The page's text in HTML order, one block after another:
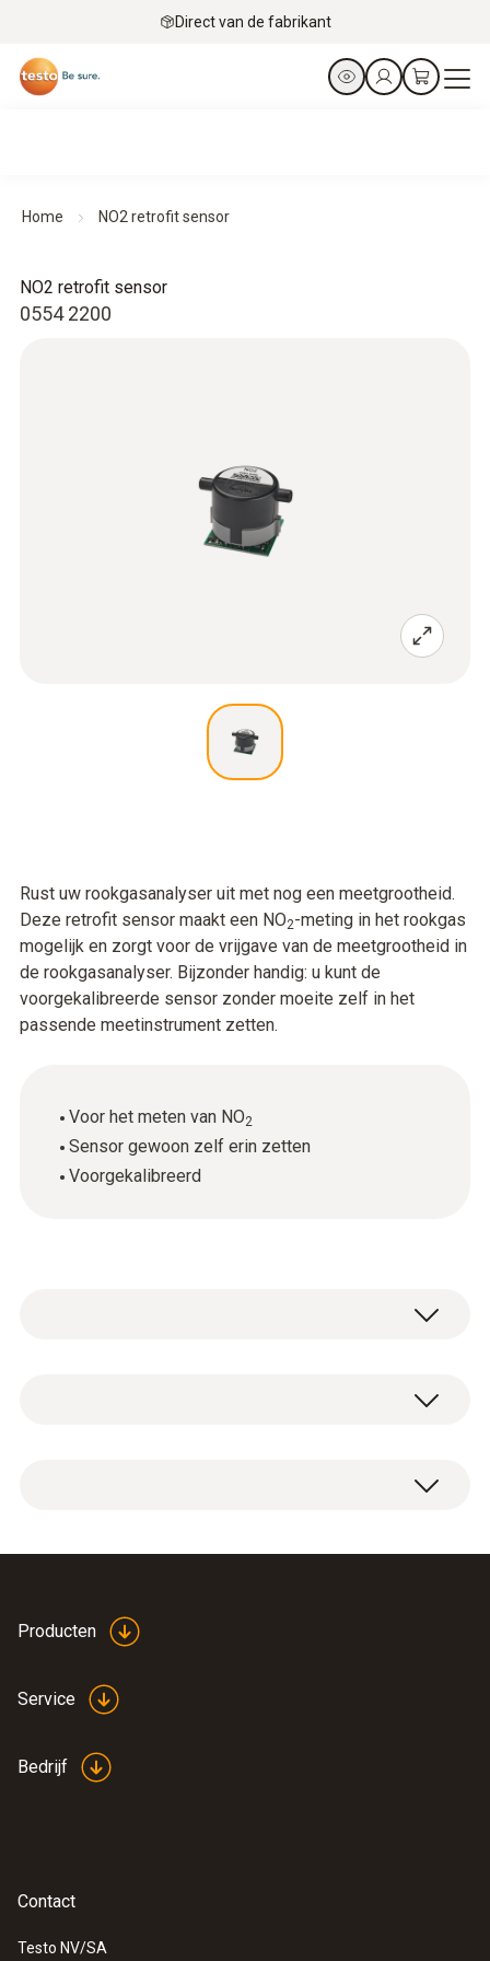
Direct van de fabrikant
Home NO2 retrofit sensor
0554 2200
NO2 retrofit sensor
Rust uw rookgasanalyser uit met nog een meetgrootheid.
Deze retrofit sensor maakt een NO2-meting in het rookgas
mogelijk en zorgt voor de vrijgave van de meetgrootheid in
de rookgasanalyser. Bijzonder handig: u kunt de
voorgekalibreerde sensor zonder moeite zelf in het
passende meetinstrument zetten.
Voor het meten van NO2
Sensor gewoon zelf erin zetten
Voorgekalibreerd
Gewicht
Afmetingen
40 x 30 x 30 mm (L x B x H)
Producten
Service
Bedrijf
Contact
Testo NV/SA